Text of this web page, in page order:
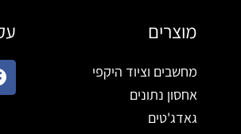
מוצרים
מחשבים וציוד היקפי
אחסון נתונים
גאדג'טים